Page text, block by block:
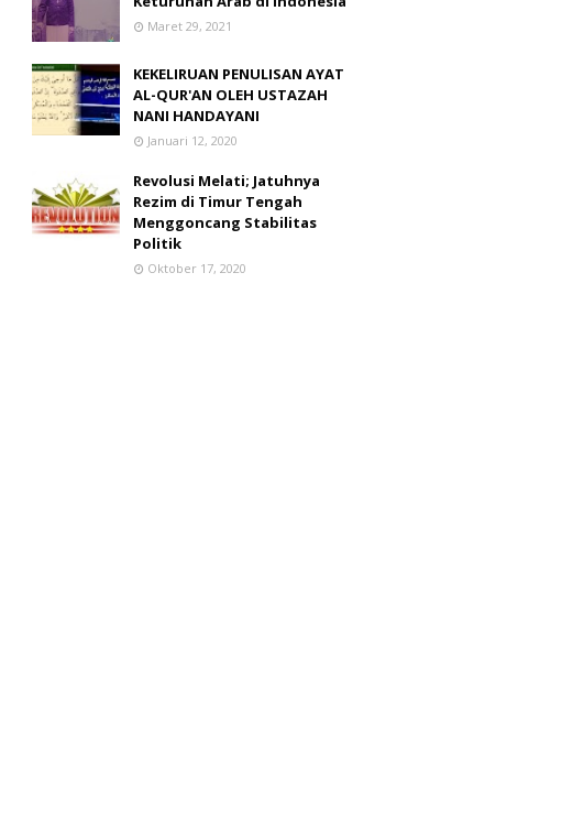
Maret 29, 2021
KEKELIRUAN PENULISAN AYAT
AL-QUR'AN OLEH USTAZAH
NANI HANDAYANI
Januari 12, 2020
Revolusi Melati; Jatuhnya
Rezim di Timur Tengah
Menggoncang Stabilitas
Politik
Oktober 17, 2020